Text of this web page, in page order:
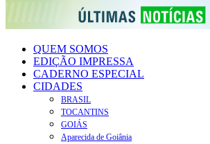
QUEM SOMOS
EDIÇÃO IMPRESSA
CADERNO ESPECIAL
CIDADES
BRASIL
TOCANTINS
GOIÁS
Aparecida de Goiânia